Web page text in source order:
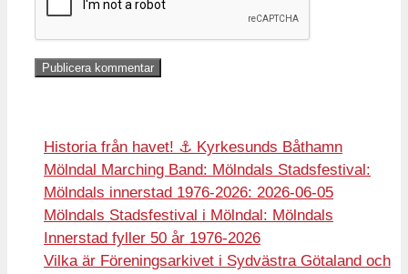
Historia från havet! ⚓️ Kyrkesunds Båthamn
Mölndal Marching Band: Mölndals Stadsfestival:
Mölndals innerstad 1976-2026: 2026-06-05
Mölndals Stadsfestival i Mölndal: Mölndals
Innerstad fyller 50 år 1976-2026
Vilka är Föreningsarkivet i Sydvästra Götaland och